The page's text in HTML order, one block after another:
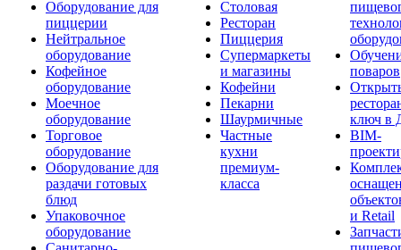
Оборудование для
пиццерии
Нейтральное
оборудование
Кофейное
оборудование
Моечное
оборудование
Торговое
оборудование
Оборудование для
раздачи готовых
блюд
Упаковочное
оборудование
Столовая
Ресторан
Пиццерия
Супермаркеты
и магазины
Кофейни
Пекарни
Шаурмичные
Частные
кухни
премиум-
класса
поваров
ключ в
BIM-
и Retail